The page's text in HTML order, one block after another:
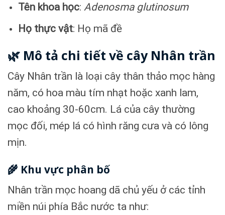
Tên khoa học: Adenosma glutinosum
Họ thực vật: Họ mã đề
🌿 Mô tả chi tiết về cây Nhân trần
Cây Nhân trần là loại cây thân thảo mọc hàng
năm, có hoa màu tím nhạt hoặc xanh lam,
cao khoảng 30-60cm. Lá của cây thường
mọc đối, mép lá có hình răng cưa và có lông
mịn.
🌾 Khu vực phân bố
Nhân trần mọc hoang dã chủ yếu ở các tỉnh
miền núi phía Bắc nước ta như: